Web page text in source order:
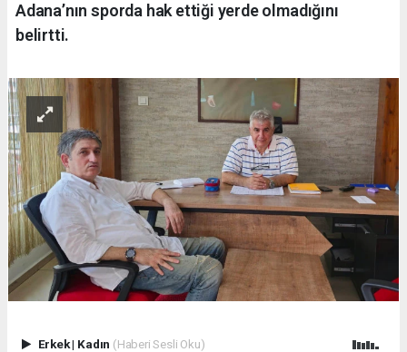
Adana’nın sporda hak ettiği yerde olmadığını
belirtti.
Erkek| Kadın (Haberi Sesli Oku)